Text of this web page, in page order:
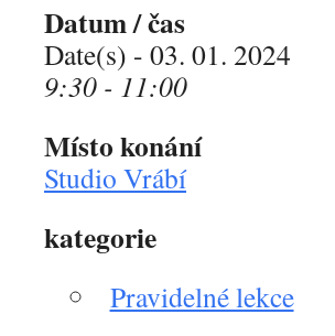
Datum / čas
Date(s) - 03. 01. 2024
9:30 - 11:00
Místo konání
Studio Vrábí
kategorie
Pravidelné lekce